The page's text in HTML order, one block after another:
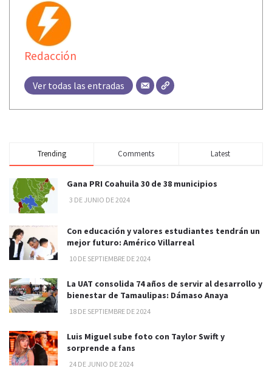
Redacción
Ver todas las entradas
Trending Comments Latest
Gana PRI Coahuila 30 de 38 municipios
3 DE JUNIO DE 2024
Con educación y valores estudiantes tendrán un
mejor futuro: Américo Villarreal
10 DE SEPTIEMBRE DE 2024
La UAT consolida 74 años de servir al desarrollo y
bienestar de Tamaulipas: Dámaso Anaya
18 DE SEPTIEMBRE DE 2024
Luis Miguel sube foto con Taylor Swift y
sorprende a fans
24 DE JUNIO DE 2024